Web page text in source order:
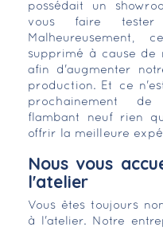
possédait un
vous faire
supprimé à cause de
afin d'augmenter
production. Et ce
prochainement
flambant neuf rien
offrir la meilleure
Nous vous
l'atelier
Vous êtes toujours
à l'atelier. Notre